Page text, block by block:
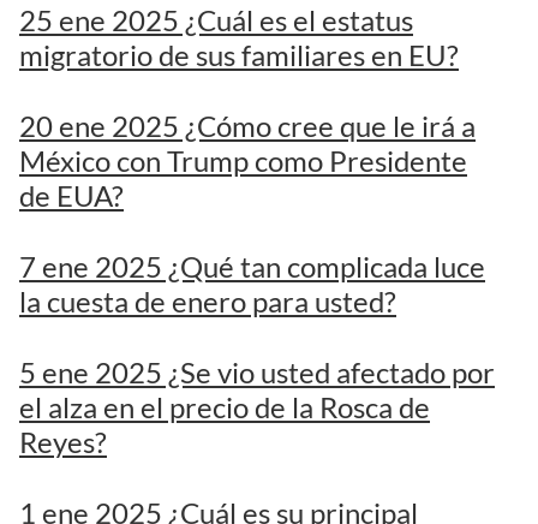
25 ene 2025 ¿Cuál es el estatus
migratorio de sus familiares en EU?
20 ene 2025 ¿Cómo cree que le irá a
México con Trump como Presidente
de EUA?
7 ene 2025 ¿Qué tan complicada luce
la cuesta de enero para usted?
5 ene 2025 ¿Se vio usted afectado por
el alza en el precio de la Rosca de
Reyes?
1 ene 2025 ¿Cuál es su principal